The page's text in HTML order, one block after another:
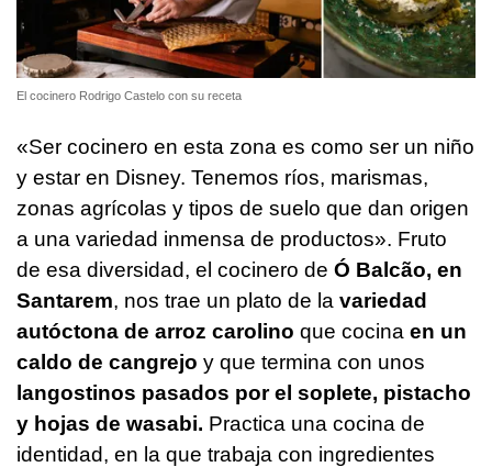
El cocinero Rodrigo Castelo con su receta
«Ser cocinero en esta zona es como ser un niño
y estar en Disney. Tenemos ríos, marismas,
zonas agrícolas y tipos de suelo que dan origen
a una variedad inmensa de productos». Fruto
de esa diversidad, el cocinero de Ó Balcão, en
Santarem, nos trae un plato de la variedad
autóctona de arroz carolino que cocina en un
caldo de cangrejo y que termina con unos
langostinos pasados por el soplete, pistacho
y hojas de wasabi. Practica una cocina de
identidad, en la que trabaja con ingredientes